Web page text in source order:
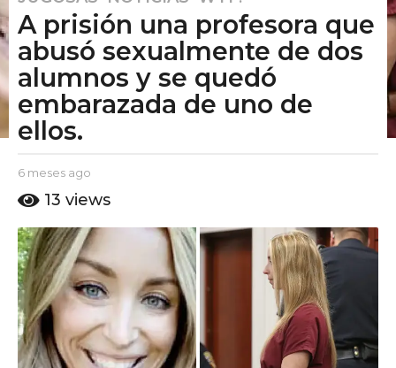
m
s
e
s
a
o
m
e
s
e
s
a
g
o
A prisión una profesora que
abusó sexualmente de dos
alumnos y se quedó
embarazada de uno de
ellos.
b
E
P
u
t
o
A
m
o
6 meses ago
e
e
a
g
o
13 views